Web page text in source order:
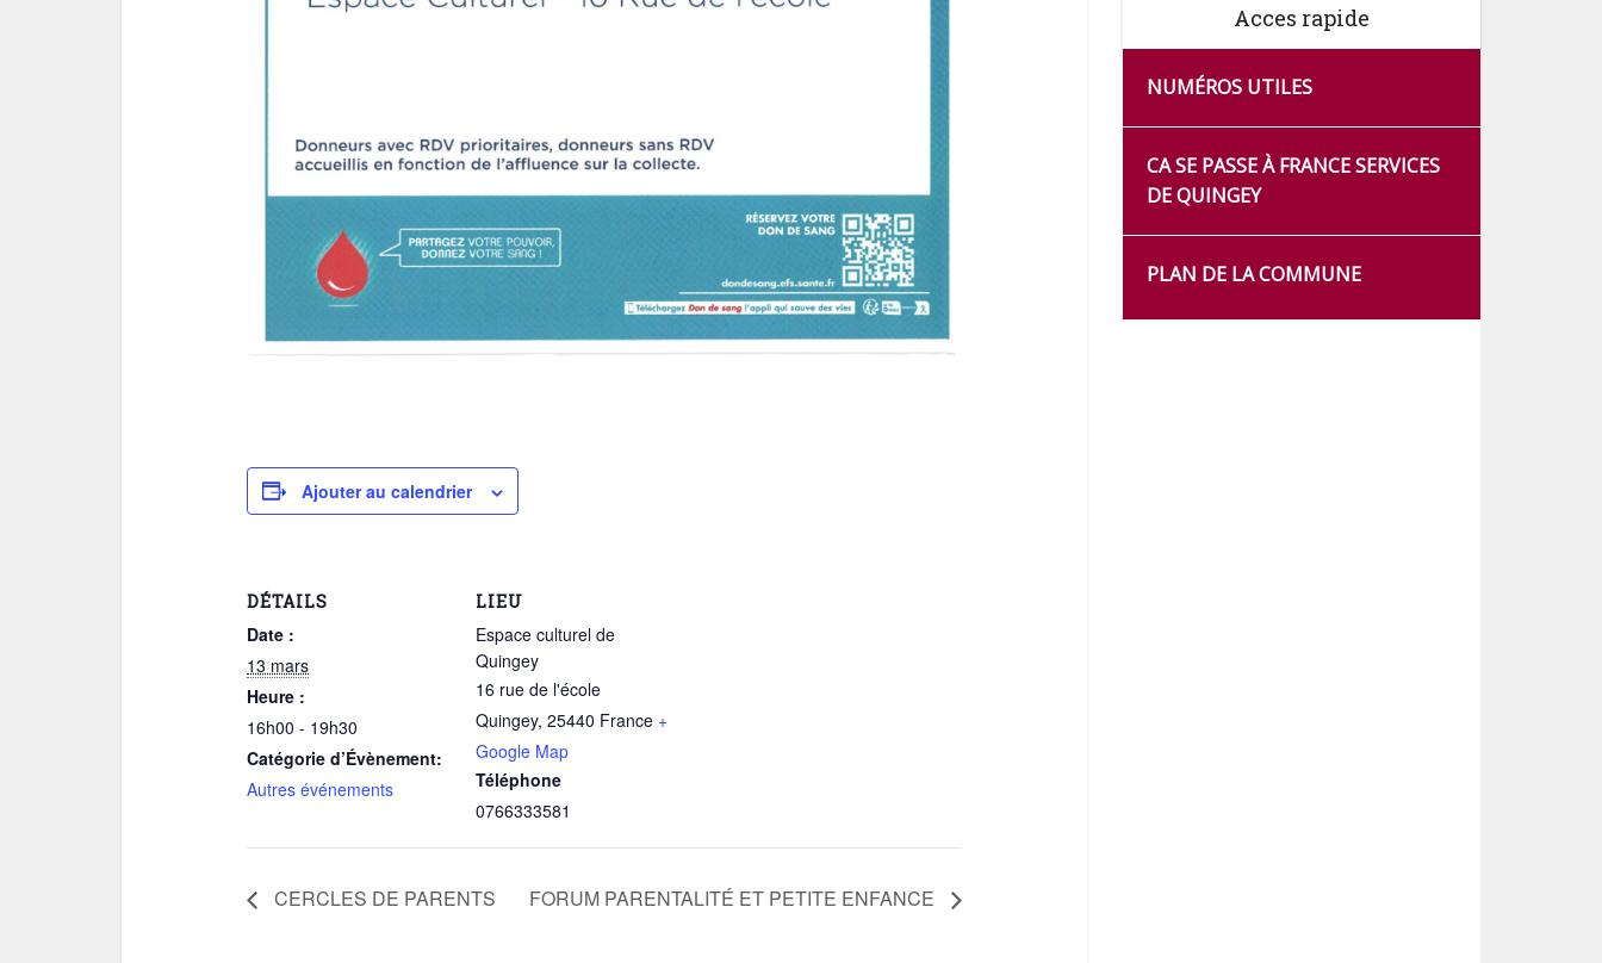
Ajouter au calendrier
DÉTAILS
Date :
13 mars
Heure :
16h00 - 19h30
Catégorie d’Évènement:
Autres événements
LIEU
Espace culturel de
Quingey
16 rue de l'école
Quingey, 25440 France +
Google Map
Téléphone
0766333581
CERCLES DE PARENTS FORUM PARENTALITÉ ET PETITE ENFANCE
Acces rapide
NUMÉROS UTILES
CA SE PASSE À FRANCE SERVICES
DE QUINGEY
PLAN DE LA COMMUNE